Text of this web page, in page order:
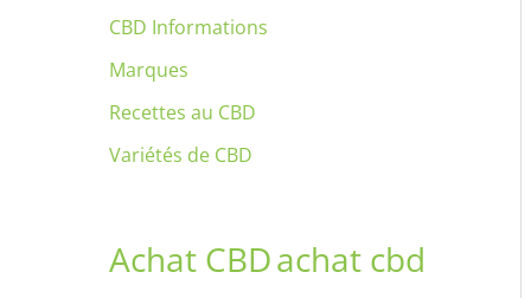
CBD Informations
Marques
Recettes au CBD
Variétés de CBD
Achat CBDachat cbd